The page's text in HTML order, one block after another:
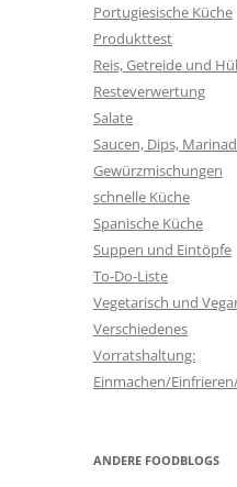
Portugiesische Küche
Produkttest
Reis, Getreide und
Resteverwertung
Salate
Saucen, Dips,
Gewürzmischungen
schnelle Küche
Spanische Küche
Suppen und Eintöpfe
To-Do-Liste
Vegetarisch und
Verschiedenes
Vorratshaltung:
Einmachen/
ANDERE FOODBLOGS